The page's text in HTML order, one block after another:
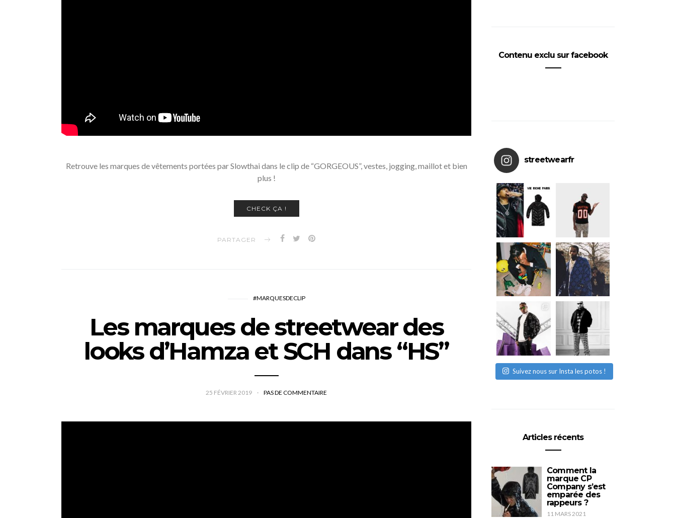
Retrouve les marques de vêtements portées par Slowthai dans le clip de “GORGEOUS”, vestes, jogging, maillot et bien
plus !
CHECK ÇA !
PARTAGER
#MARQUESDECLIP
Les marques de streetwear des
looks d’Hamza et SCH dans “HS”
25 FÉVRIER 2019 PAS DE COMMENTAIRE
Contenu exclu sur facebook
streetwearfr
Suivez nous sur Insta les potos !
Articles récents
Comment la
marque CP
Company s’est
emparée des
rappeurs ?
11 MARS 2021